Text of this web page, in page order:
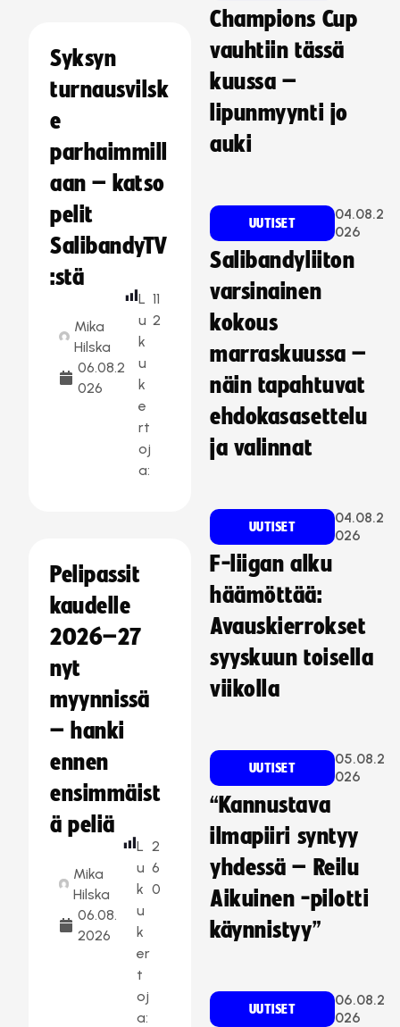
Syksyn
turnausvilsk
e
parhaimmill
aan – katso
pelit
SalibandyTV
:stä
Mika
Hilska
06.08.2
026
L
u
k
u
k
e
rt
oj
a:
11
2
Pelipassit
kaudelle
2026–27
nyt
myynnissä
– hanki
ennen
ensimmäist
ä peliä
Mika
Hilska
06.08.
2026
L
u
k
u
k
er
t
oj
a:
2
6
0
Champions Cup
vauhtiin tässä
kuussa –
lipunmyynti jo
auki
UUTISET
04.08.2
026
Salibandyliiton
varsinainen
kokous
marraskuussa –
näin tapahtuvat
ehdokasasettelu
ja valinnat
UUTISET
04.08.2
026
F-liigan alku
häämöttää:
Avauskierrokset
syyskuun toisella
viikolla
UUTISET
05.08.2
026
“Kannustava
ilmapiiri syntyy
yhdessä – Reilu
Aikuinen -pilotti
käynnistyy”
UUTISET
06.08.2
026